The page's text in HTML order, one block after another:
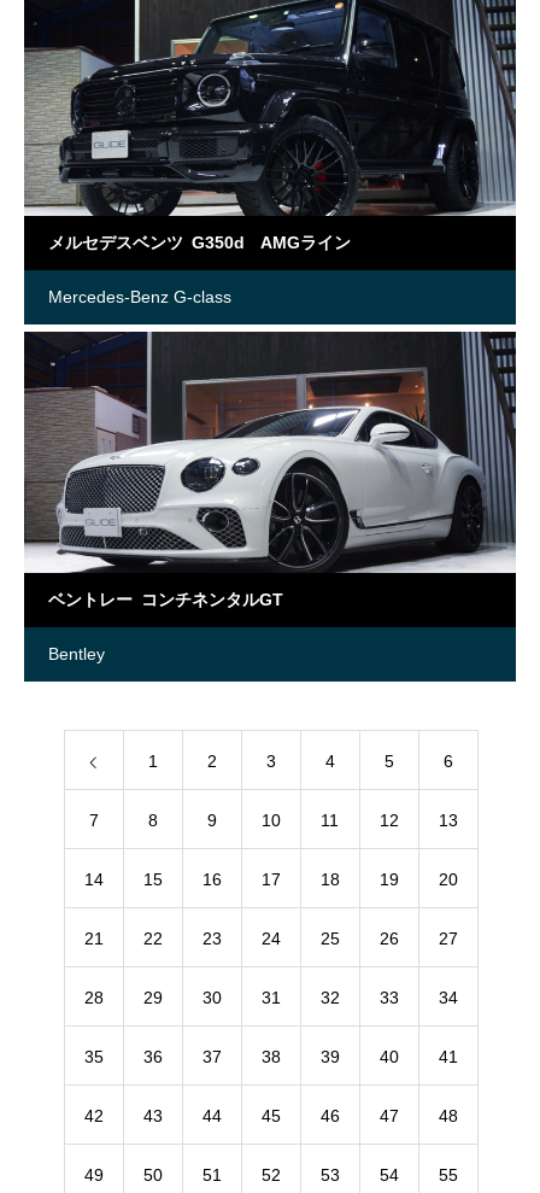
メルセデスベンツ G350d AMGライン
Mercedes-Benz G-class
ベントレー コンチネンタルGT
Bentley
1 2 3 4 5 6
7 8 9 10 11 12 13
14 15 16 17 18 19 20
21 22 23 24 25 26 27
28 29 30 31 32 33 34
35 36 37 38 39 40 41
42 43 44 45 46 47 48
49 50 51 52 53 54 55